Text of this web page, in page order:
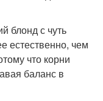
блонд с чуть
естественно, чем
что корни
баланс в